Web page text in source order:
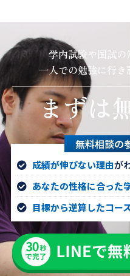
学内試験や国試の
一人での勉強に行
まずは
無料相談の
成績が伸びない理由が
あなたの性格に合った
目標から逆算したコー